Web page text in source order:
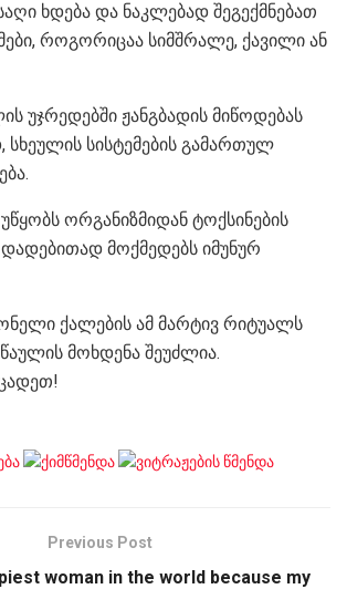
ხდება და ნაკლებად შეგექმნებათ
როგორიცაა სიმშრალე, ქავილი ან
უჯრედებში ჟანგბადის მიწოდებას
სხეულის სისტემების გამართულ
ორგანიზმიდან ტოქსინების
მოქმედებს იმუნურ
ქალების ამ მარტივ რიტუალს
მოხდენა შეუძლია.
Previous Post
woman in the world because my